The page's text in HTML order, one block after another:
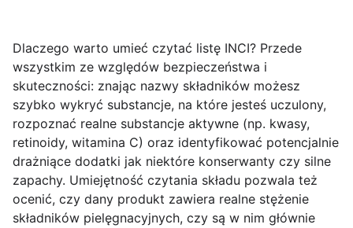
Dlaczego warto umieć czytać listę INCI? Przede
wszystkim ze względów bezpieczeństwa i
skuteczności: znając nazwy składników możesz
szybko wykryć substancje, na które jesteś uczulony,
rozpoznać realne substancje aktywne (np. kwasy,
retinoidy, witamina C) oraz identyfikować potencjalnie
drażniące dodatki jak niektóre konserwanty czy silne
zapachy. Umiejętność czytania składu pozwala też
ocenić, czy dany produkt zawiera realne stężenie
składników pielęgnacyjnych, czy są w nim głównie